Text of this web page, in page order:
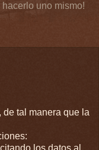
uno mismo!
tal manera que la
los datos al